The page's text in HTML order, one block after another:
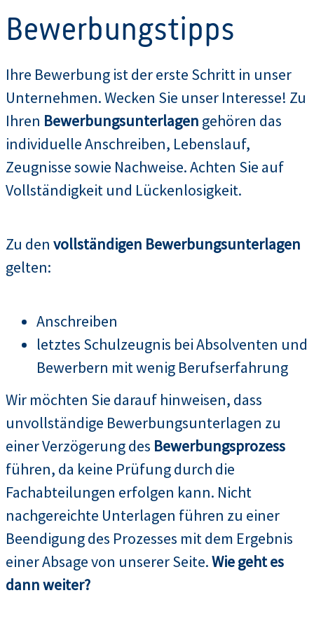
Bewerbungstipps
Ihre Bewerbung ist der erste Schritt in unser
Unternehmen. Wecken Sie unser Interesse! Zu
Ihren Bewerbungsunterlagen gehören das
individuelle Anschreiben, Lebenslauf,
Zeugnisse sowie Nachweise. Achten Sie auf
Vollständigkeit und Lückenlosigkeit.
Zu den vollständigen Bewerbungsunterlagen
gelten:
Anschreiben
letztes Schulzeugnis bei Absolventen und
Bewerbern mit wenig Berufserfahrung
Wir möchten Sie darauf hinweisen, dass
unvollständige Bewerbungsunterlagen zu
einer Verzögerung des Bewerbungsprozess
führen, da keine Prüfung durch die
Fachabteilungen erfolgen kann. Nicht
nachgereichte Unterlagen führen zu einer
Beendigung des Prozesses mit dem Ergebnis
einer Absage von unserer Seite.Wie geht es
dann weiter?